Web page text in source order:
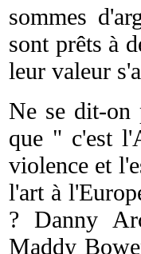
sommes
sont prêts à
leur valeur
Ne se dit-on
que " c'est
violence et
l'art à
? Danny
Maddy